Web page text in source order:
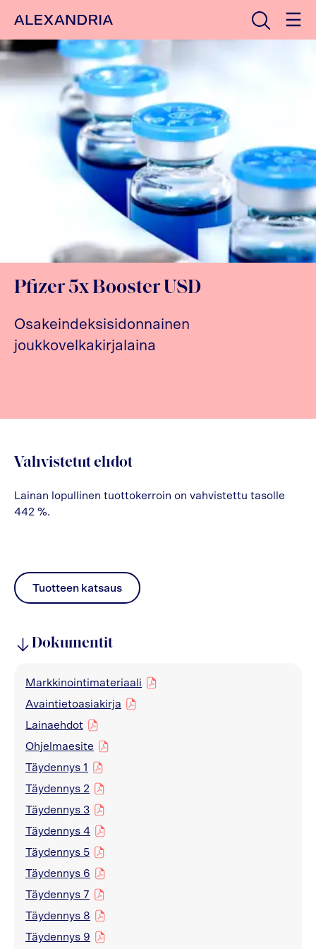
Etusivulle Avaa haku
Pfizer 5x Booster USD
Osakeindeksisidonnainen
joukkovelkakirjalaina
Vahvistetut ehdot
Lainan lopullinen tuottokerroin on vahvistettu tasolle
442 %.
Tuotteen katsaus
pdf
Dokumentit
Markkinointimateriaali
pdf
Avaintietoasiakirja
pdf
Lainaehdot
pdf
Ohjelmaesite
pdf
Täydennys 1
pdf
Täydennys 2
pdf
Täydennys 3
pdf
Täydennys 4
pdf
Täydennys 5
pdf
Täydennys 6
pdf
Täydennys 7
pdf
Täydennys 8
pdf
Täydennys 9
pdf